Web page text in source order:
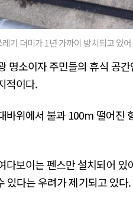
기 더미가 1년 가까이 방치되고 있
명소이자 주민들의 휴식 공
적이다.
바위에서 불과 100m 떨어진
다보이는 펜스만 설치되어
있다는 우려가 제기되고 있다.